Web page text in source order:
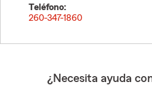
Teléfono:
260-347-1860
¿Necesita ayuda